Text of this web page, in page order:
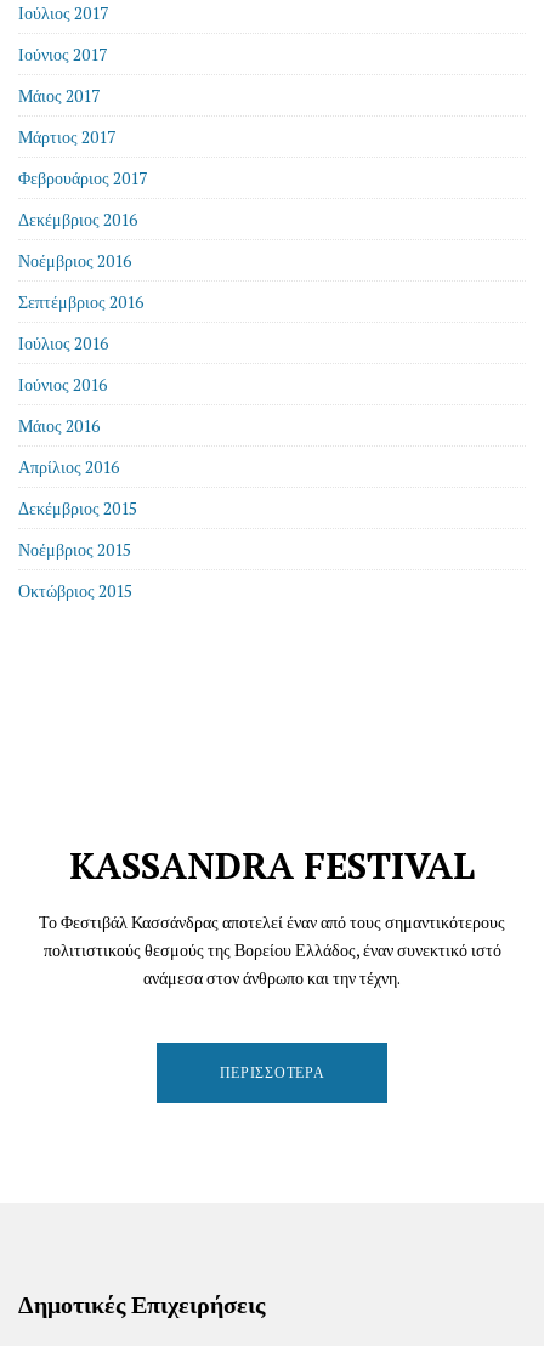
Ιούλιος 2017
Ιούνιος 2017
Μάιος 2017
Μάρτιος 2017
Φεβρουάριος 2017
Δεκέμβριος 2016
Νοέμβριος 2016
Σεπτέμβριος 2016
Ιούλιος 2016
Ιούνιος 2016
Μάιος 2016
Απρίλιος 2016
Δεκέμβριος 2015
Νοέμβριος 2015
Οκτώβριος 2015
KASSANDRA FESTIVAL
Το Φεστιβάλ Κασσάνδρας αποτελεί έναν από τους σημαντικότερους
πολιτιστικούς θεσμούς της Βορείου Ελλάδος, έναν συνεκτικό ιστό
ανάμεσα στον άνθρωπο και την τέχνη.
ΠΕΡΙΣΣΌΤΕΡΑ
Δημοτικές Επιχειρήσεις